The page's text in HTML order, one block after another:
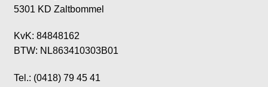
5301 KD Zaltbommel
KvK: 84848162
BTW: NL863410303B01
Tel.: (0418) 79 45 41